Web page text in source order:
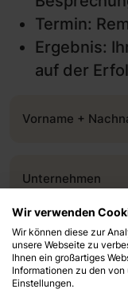
Termin:
Ergebnis:
auf der
Vorname +
Unternehmen
E-Mail-Adresse
Wir verwenden
Wir können diese zur
unsere Webseite zu
Ihnen ein großartiges
Informationen zu den
Einstellungen.